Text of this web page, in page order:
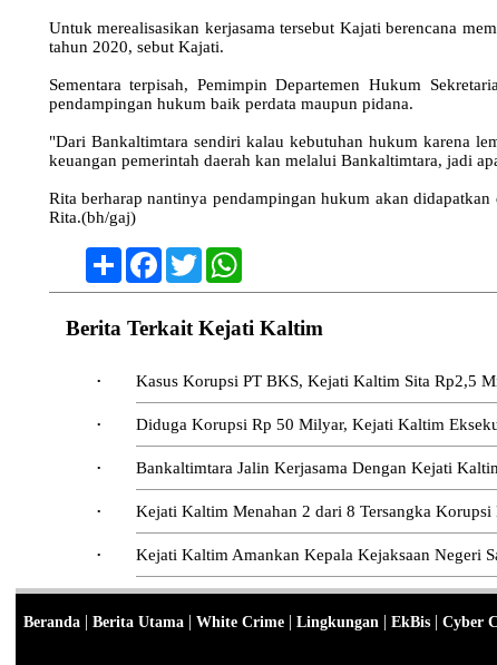
Untuk merealisasikan kerjasama tersebut Kajati berencana
tahun 2020, sebut Kajati.
Sementara terpisah, Pemimpin Departemen Hukum
pendampingan hukum baik perdata maupun pidana.
"Dari Bankaltimtara sendiri kalau kebutuhan hukum karena
keuangan pemerintah daerah kan melalui Bankaltimtara, jadi
Rita berharap nantinya pendampingan hukum akan
Rita.(bh/gaj)
Share Facebook
Twitter
Berita Terkait Kejati Kaltim
• Kasus Korupsi PT BKS, Kejati Kaltim Sita Rp2,5
• Diduga Korupsi Rp 50 Milyar, Kejati Kaltim
• Bankaltimtara Jalin Kerjasama Dengan Kejati
• Kejati Kaltim Menahan 2 dari 8 Tersangka Korupsi
• Kejati Kaltim Amankan Kepala Kejaksaan Negeri
Beranda| Berita Utama| White Crime| Lingkungan | EkBis| Cyber